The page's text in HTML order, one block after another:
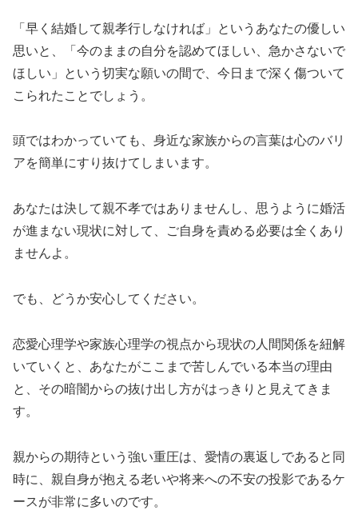
「早く結婚して親孝行しなければ」というあなたの優しい
思いと、「今のままの自分を認めてほしい、急かさないで
ほしい」という切実な願いの間で、今日まで深く傷ついて
こられたことでしょう。
頭ではわかっていても、身近な家族からの言葉は心のバリ
アを簡単にすり抜けてしまいます。
あなたは決して親不孝ではありませんし、思うように婚活
が進まない現状に対して、ご自身を責める必要は全くあり
ませんよ。
でも、どうか安心してください。
恋愛心理学や家族心理学の視点から現状の人間関係を紐解
いていくと、あなたがここまで苦しんでいる本当の理由
と、その暗闇からの抜け出し方がはっきりと見えてきま
す。
親からの期待という強い重圧は、愛情の裏返しであると同
時に、親自身が抱える老いや将来への不安の投影であるケ
ースが非常に多いのです。